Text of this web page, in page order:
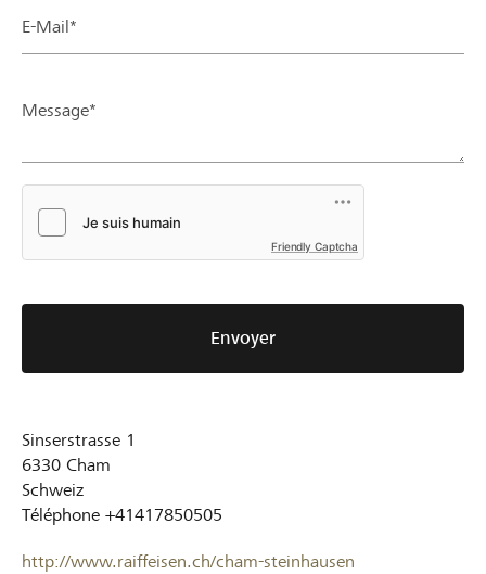
E-Mail*
Message*
Friendly Captcha
Envoyer
Sinserstrasse 1
6330 Cham
Schweiz
Téléphone +41417850505
http://www.raiffeisen.ch/cham-steinhausen